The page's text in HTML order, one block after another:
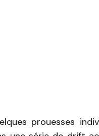
prouesses